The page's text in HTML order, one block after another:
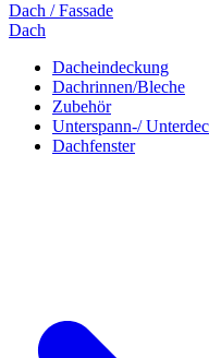
Dach / Fassade
Dach
Dacheindeckung
Dachrinnen/Bleche
Zubehör
Unterspann-/
Dachfenster